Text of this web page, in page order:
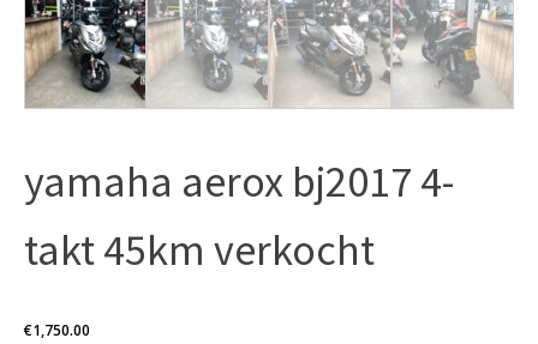
yamaha aerox bj2017 4-
takt 45km verkocht
€1,750.00